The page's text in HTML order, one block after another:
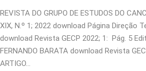
REVISTA DO GRUPO DE ESTUDOS DO
XIX, N.º 1; 2022 download Página Direção
download Revista GECP 2022; 1: Pág. 5
FERNANDO BARATA download Revista
ARTIGO…